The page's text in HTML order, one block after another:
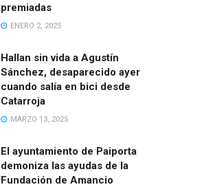
premiadas
ENERO 2, 2025
Hallan sin vida a Agustín
Sánchez, desaparecido ayer
cuando salía en bici desde
Catarroja
MARZO 13, 2025
El ayuntamiento de Paiporta
demoniza las ayudas de la
Fundación de Amancio